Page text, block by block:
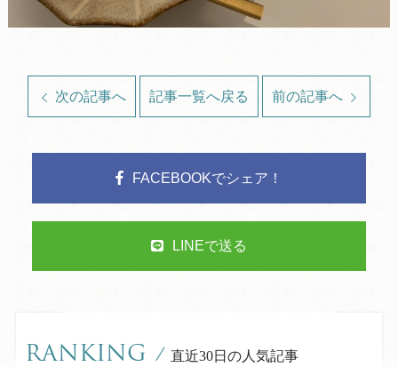
次の記事へ 記事一覧へ戻る 前の記事へ
FACEBOOKでシェア！
LINEで送る
RANKING / 直近30日の人気記事